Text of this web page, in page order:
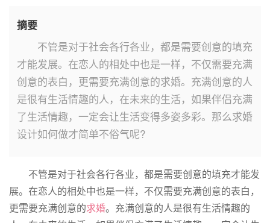
摘要
不管是对于社会各行各业，都是需要创意的填充
才能发展。在恋人的相处中也是一样，不仅需要充满
创意的表白，更需要充满创意的求婚。充满创意的人
是很有生活情趣的人，在未来的生活，如果伴侣充满
了生活情趣，一定会让生活变得多姿多彩。那么求婚
设计如何做才简单不俗气呢?
不管是对于社会各行各业，都是需要创意的填充才能发
展。在恋人的相处中也是一样，不仅需要充满创意的表白，
更需要充满创意的求婚。充满创意的人是很有生活情趣的